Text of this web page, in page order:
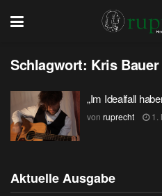
Schlagwort: Kris Bauer
„Im Idealfall
von ruprecht 1.
Aktuelle Ausgabe